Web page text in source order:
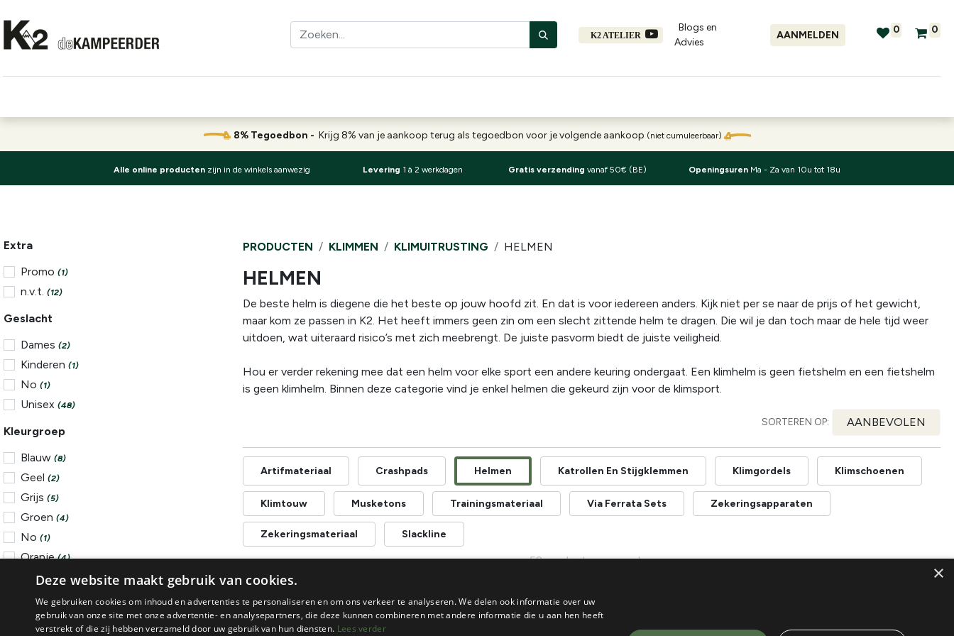
K2 ATELIER
Blogs en
Advies​
AANMELDEN 0 0
8% Tegoedbon - Krijg 8% van je aankoop terug als tegoedbon voor je volgende aankoop (niet cumuleerbaar)
Alle online producten zijn in de winkels aanwezig Levering 1 à 2 werkdagen Gratis verzending vanaf 50€ (BE) Openingsuren Ma - Za van 10u tot 18u
Extra
Promo (1)
n.v.t. (12)
Geslacht
Dames (2)
Kinderen (1)
No (1)
Unisex (48)
Kleurgroep
Blauw (8)
Geel (2)
Grijs (5)
Groen (4)
No (1)
Oranje (4)
Rood (5)
SHOW MORE
PRODUCTEN KLIMMEN KLIMUITRUSTING HELMEN
HELMEN
De beste helm is diegene die het beste op jouw hoofd zit. En dat is voor iedereen anders. Kijk niet per se naar de prijs of het gewicht,
maar kom ze passen in K2. Het heeft immers geen zin om een slecht zittende helm te dragen. Die wil je dan toch maar de hele tijd weer
uitdoen, wat uiteraard risico’s met zich meebrengt. De juiste pasvorm biedt de juiste veiligheid.
Hou er verder rekening mee dat een helm voor elke sport een andere keuring ondergaat. Een klimhelm is geen fietshelm en een fietshelm
is geen klimhelm. Binnen deze categorie vind je enkel helmen die gekeurd zijn voor de klimsport.
SORTEREN OP: AANBEVOLEN
Artifmateriaal Crashpads Helmen Katrollen En Stijgklemmen Klimgordels Klimschoenen
Klimtouw Musketons Trainingsmateriaal Via Ferrata Sets Zekeringsapparaten
Zekeringsmateriaal Slackline
52 producten gevonden
×
Deze website maakt gebruik van cookies.
We gebruiken cookies om inhoud en advertenties te personaliseren en om ons verkeer te analyseren. We delen ook informatie over uw
gebruik van onze site met onze advertentie- en analysepartners, die deze kunnen combineren met andere informatie die u aan hen heeft
verstrekt of die zij hebben verzameld door uw gebruik van hun diensten. Lees verder